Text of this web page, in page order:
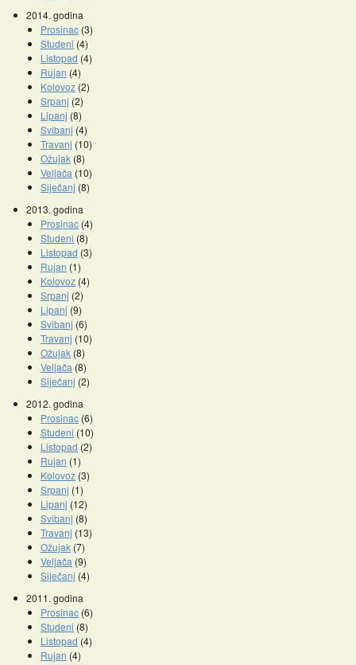
2014. godina
Prosinac (3)
Studeni (4)
Listopad (4)
Rujan (4)
Kolovoz (2)
Srpanj (2)
Lipanj (8)
Svibanj (4)
Travanj (10)
Ožujak (8)
Veljača (10)
Siječanj (8)
2013. godina
Prosinac (4)
Studeni (8)
Listopad (3)
Rujan (1)
Kolovoz (4)
Srpanj (2)
Lipanj (9)
Svibanj (6)
Travanj (10)
Ožujak (8)
Veljača (8)
Siječanj (2)
2012. godina
Prosinac (6)
Studeni (10)
Listopad (2)
Rujan (1)
Kolovoz (3)
Srpanj (1)
Lipanj (12)
Svibanj (8)
Travanj (13)
Ožujak (7)
Veljača (9)
Siječanj (4)
2011. godina
Prosinac (6)
Studeni (8)
Listopad (4)
Rujan (4)